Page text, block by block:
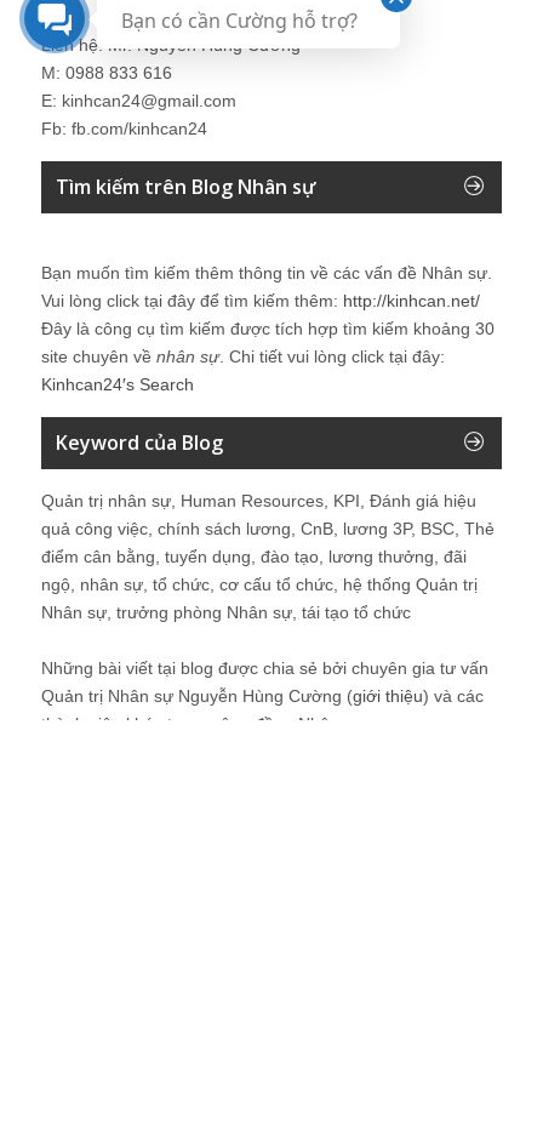
Liên hệ: Mr. Nguyễn Hùng Cường
M: 0988 833 616
E: kinhcan24@gmail.com
Fb: fb.com/kinhcan24
Tìm kiếm trên Blog Nhân sự
Bạn muốn tìm kiếm thêm thông tin về các vấn đề Nhân sự
Vui lòng click tại đây để tìm kiếm thêm: http://kinhcan.net/
Đây là công cụ tìm kiếm được tích hợp tìm kiếm khoảng 30
site chuyên về nhân sự. Chi tiết vui lòng click tại đây:
Kinhcan24′s Search
Keyword của Blog
Quản trị nhân sự, Human Resources, KPI, Đánh giá hiệu
quả công việc, chính sách lương, CnB, lương 3P, BSC, Thẻ
điểm cân bằng, tuyển dụng, đào tạo, lương thưởng, đãi
ngộ, nhân sự, tổ chức, cơ cấu tổ chức, hệ thống Quản trị
Nhân sự, trưởng phòng Nhân sự, tái tạo tổ chức
Những bài viết tại blog được chia sẻ bởi chuyên gia tư vấn
Quản trị Nhân sự Nguyễn Hùng Cường (giới thiệu) và các
thành viên khác trong cộng đồng Nhân sự.
Bạn có cần Cường hỗ trợ?